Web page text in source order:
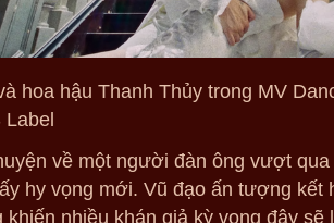
hoa hậu Thanh Thủy trong MV
Label
về một người đàn ông vượt
hy vọng mới. Vũ đạo ấn tượng kết
khiến nhiều khán giả kỳ vọng đây sẽ